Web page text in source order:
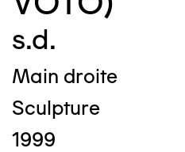
s.d.
Main droite
Sculpture
1999